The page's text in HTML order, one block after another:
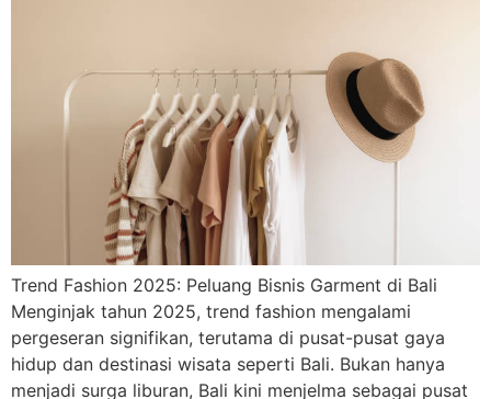
Trend Fashion 2025: Peluang Bisnis Garment di Bali
Menginjak tahun 2025, trend fashion mengalami
pergeseran signifikan, terutama di pusat-pusat gaya
hidup dan destinasi wisata seperti Bali. Bukan hanya
menjadi surga liburan, Bali kini menjelma sebagai pusat